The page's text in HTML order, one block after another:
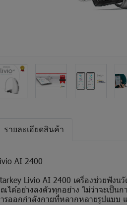
รายละเอียดสินค้า
AI 2400
Livio AI 2400 เครื่องช่วยฟัง
ได้อย่างลงตัวทุกอย่าง ไม่ว่าจะเป็น
รออกกำลังกายที่หลากหลายรูปแบบ